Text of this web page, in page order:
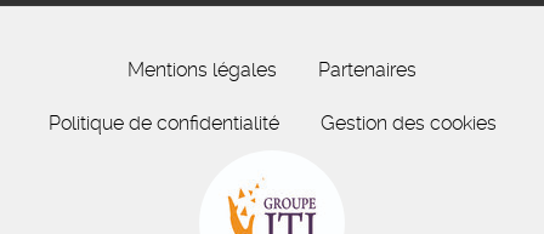
Mentions légales Partenaires
Politique de confidentialité Gestion des cookies